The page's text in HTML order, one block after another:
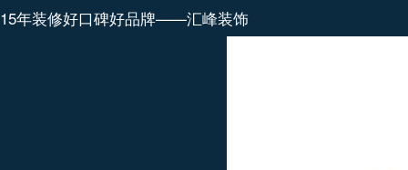
15年装修好口碑好品牌——汇峰装饰